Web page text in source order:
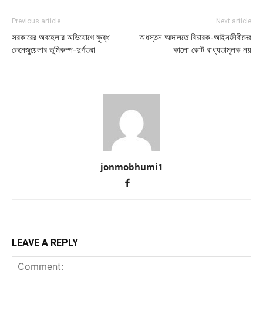
Previous article
সরকারের অবহেলার অভিযোগে ক্ষুব্ধ
ভেনেজুয়েলার ভূমিকম্প-দুর্গতরা
Next article
অধস্তন আদালতে বিচারক-আইনজীবীদের
কালো কোট বাধ্যতামূলক নয়
jonmobhumi1
LEAVE A REPLY